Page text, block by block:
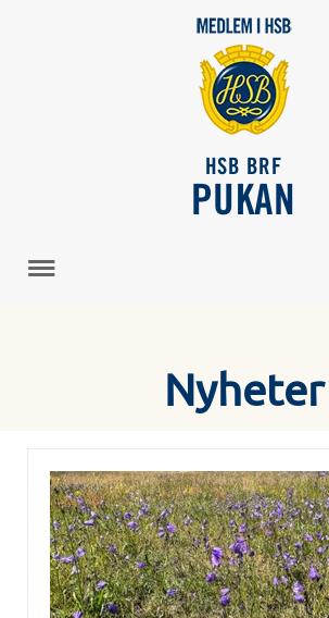
HSB BRF
PUKAN
Nyheter